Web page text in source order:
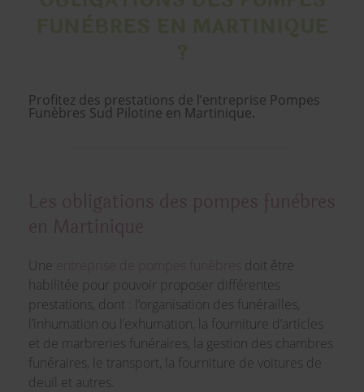
Profitez des prestations de l’entreprise Pompes
Funèbres Sud Pilotine en Martinique.
Une
doit être
habilitée pour pouvoir proposer différentes
prestations, dont : l’organisation des funérailles,
l’inhumation ou l’exhumation, la fourniture d’articles
et de marbreries funéraires, la gestion des chambres
funéraires, le transport, la fourniture de voitures de
deuil et autres.